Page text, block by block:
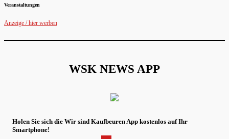
Veranstaltungen
Anzeige / hier werben
WSK NEWS APP
Holen Sie sich die Wir sind Kaufbeuren App kostenlos auf Ihr
Smartphone!